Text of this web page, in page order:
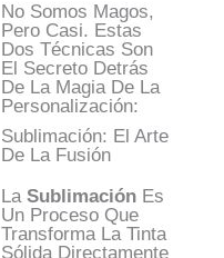
No Somos Magos,
Pero Casi. Estas
Dos Técnicas Son
El Secreto Detrás
De La Magia De La
Personalización:
Sublimación: El Arte
De La Fusión
La SublimaciónEs
Un Proceso Que
Transforma La Tinta
Sólida Directamente